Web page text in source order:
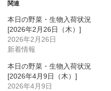
関連
本日の野菜・生物入荷状況
[2026年2月26日（木）]
2026年2月26日
新着情報
本日の野菜・生物入荷状況
[2026年4月9日（木）]
2026年4月9日